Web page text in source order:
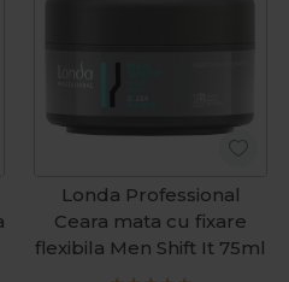
Londa Professional
Ceara mata cu fixare
flexibila Men Shift It 75ml